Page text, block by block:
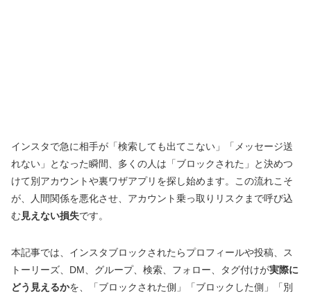
インスタで急に相手が「検索しても出てこない」「メッセージ送
れない」となった瞬間、多くの人は「ブロックされた」と決めつ
けて別アカウントや裏ワザアプリを探し始めます。この流れこそ
が、人間関係を悪化させ、アカウント乗っ取りリスクまで呼び込
む見えない損失です。
本記事では、インスタブロックされたらプロフィールや投稿、ス
トーリーズ、DM、グループ、検索、フォロー、タグ付けが実際に
どう見えるかを、「ブロックされた側」「ブロックした側」「別